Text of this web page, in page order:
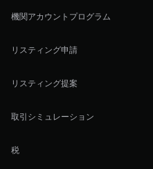
機関アカウントプログラム
リスティング申請
リスティング提案
取引シミュレーション
税